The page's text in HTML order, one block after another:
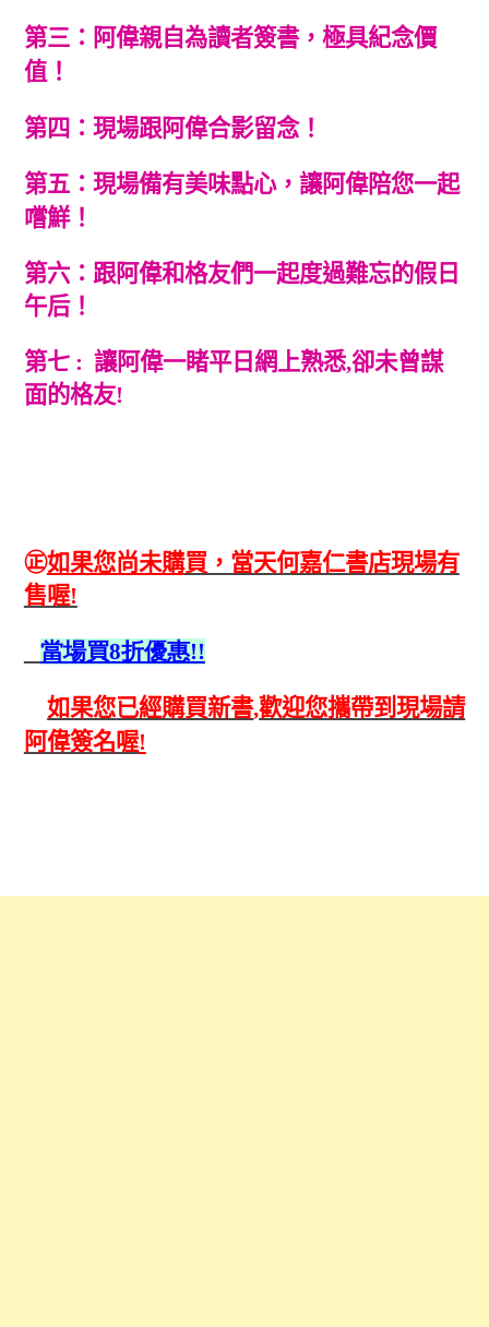
第三：阿偉親自為讀者簽書，極具紀念價
值！
第四：現場跟阿偉合影留念！
第五：現場備有美味點心，讓阿偉陪您一起
嚐鮮！
第六：跟阿偉和格友們一起度過難忘的假日
午后！
第七 : 讓阿偉一睹平日網上熟悉,卻未曾謀
面的格友!
㊣如果您尚未購買，當天何嘉仁書店現場有
售喔!
當場買8折優惠!!
如果您已經購買新書,歡迎您攜帶到現場請
阿偉簽名喔!